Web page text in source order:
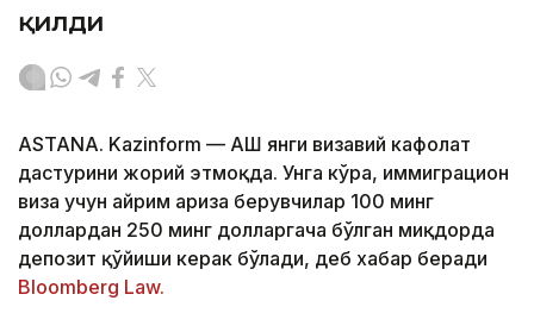
қилди
ASTANA. Kazinform — АҚШ янги визавий кафолат
дастурини жорий этмоқда. Унга кўра, иммиграцион
виза учун айрим ариза берувчилар 100 минг
доллардан 250 минг долларгача бўлган миқдорда
депозит қўйиши керак бўлади, деб хабар беради
Bloomberg Law.